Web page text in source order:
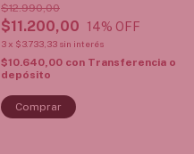
$11.200,00
$12.990,00
14% OFF
3 x $3.733,33 sin interés
$10.640,00 con Transferencia o
depósito
Comprar